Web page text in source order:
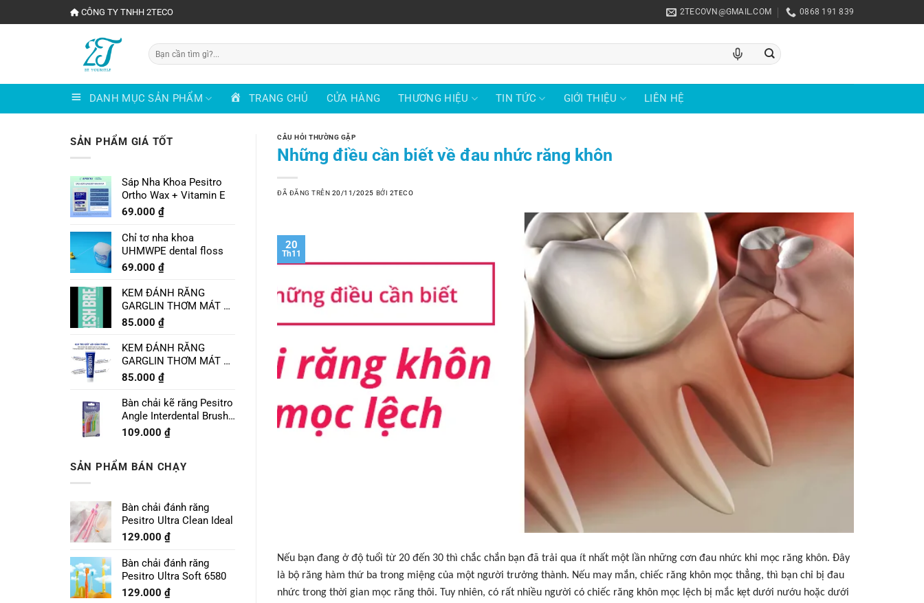
đến
CÔNG TY TNHH 2TECO 2TECOVN@GMAIL.COM 0868 191 839
Tìm
kiếm:
DANH MỤC SẢN PHẨM TRANG CHỦ CỬA HÀNG THƯƠNG HIỆU TIN TỨC GIỚI THIỆU LIÊN HỆ
SẢN PHẨM GIÁ TỐT
Sáp Nha Khoa Pesitro
Ortho Wax + Vitamin E
69.000 ₫
Chỉ tơ nha khoa
UHMWPE dental floss
69.000 ₫
KEM ĐÁNH RĂNG
GARGLIN THƠM MÁT VỊ
CHANH LIME MINT
85.000 ₫
KEM ĐÁNH RĂNG
GARGLIN THƠM MÁT VỊ
BẠC HÀ SPEARMINT
85.000 ₫
Bàn chải kẽ răng Pesitro
Angle Interdental Brush
Size 1 - 0.7mm
109.000 ₫
SẢN PHẨM BÁN CHẠY
Bàn chải đánh răng
Pesitro Ultra Clean Ideal
129.000 ₫
Bàn chải đánh răng
Pesitro Ultra Soft 6580
129.000 ₫
CÂU HỎI THƯỜNG GẶP
Những điều cần biết về đau nhức răng khôn
ĐÃ ĐĂNG TRÊN 20/11/2025 BỞI 2TECO
20
Th11
Nếu bạn đang ở độ tuổi từ 20 đến 30 thì chắc chắn bạn đã trải qua ít nhất một lần những cơn đau nhức khi mọc răng khôn. Đây
là bộ răng hàm thứ ba trong miệng của một người trưởng thành. Nếu may mắn, chiếc răng khôn mọc thẳng, thì bạn chỉ bị đau
nhức trong thời gian mọc răng thôi. Tuy nhiên, có rất nhiều người có chiếc răng khôn mọc lệch bị mắc kẹt dưới nướu hoặc dưới